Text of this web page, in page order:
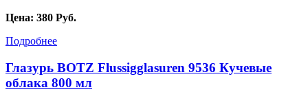
Цена: 380 Руб.
Подробнее
Глазурь BOTZ Flussigglasuren 9536 Кучевые
облака 800 мл